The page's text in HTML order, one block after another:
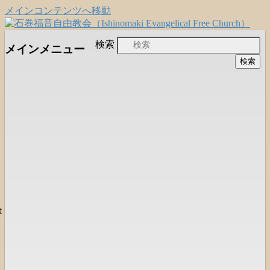
メインコンテンツへ移動
石巻福音自由教会
（Ishinomaki Evangelical Free
日本福音自由教会の有志による「石巻宣
教支援会」によって支えられる新しい
検索
メインメニュー